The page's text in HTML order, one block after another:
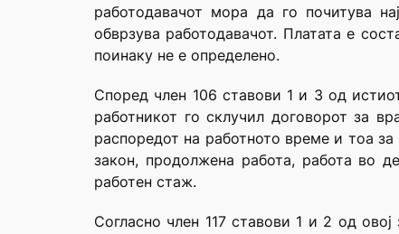
работодавачот мора да го почитува
обврзува работодавачот. Платата е
поинаку не е определено.
Според член 106 ставови 1 и 3 од
работникот го склучил договорот за
распоредот на работното време и тоа
закон, продолжена работа, работа во
работен стаж.
Согласно член 117 ставови 1 и 2 од